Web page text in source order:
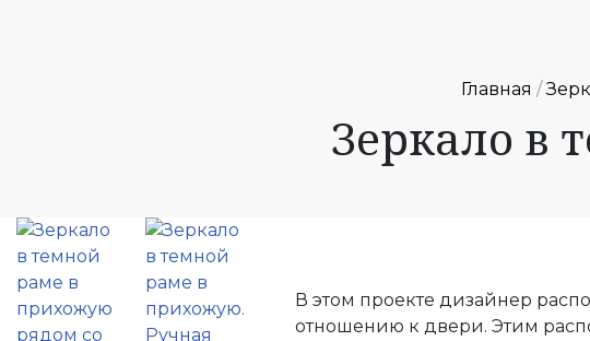
Главная /
Зеркало в
В этом проекте дизайнер
отношению к двери. Этим